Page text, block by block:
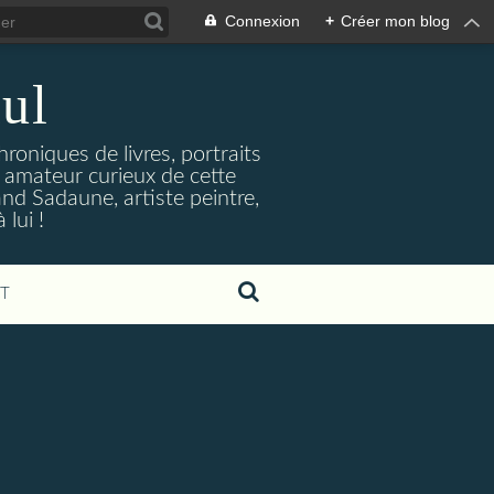
Connexion + Créer mon blog
de livres, portraits
curieux de cette
Sadaune, artiste peintre,
lui !